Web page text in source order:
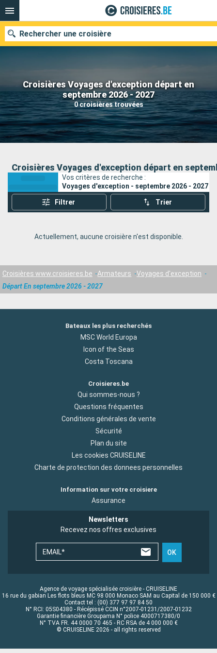
Croisières Voyages d'exception départ en
septembre 2026 - 2027
0 croisières trouvées
Rechercher une croisière
Nos destinations
Mois de départ
Ports Compagnies
Croisières Voyages d'exception départ en
Vos critères de recherche :
Voyages d'exception - septembre 2026 - 2027
Filtrer Trier
Actuellement, aucune croisière n'est disponible.
Croisières www.croisieres.be Armateurs
Voyages d'exception
Départ En septembre 2026 - 2027
Bateaux les plus recherchés
MSC World Europa
Icon of the Seas
Costa Toscana
Croisieres.be
Qui sommes-nous ?
Questions fréquentes
Conditions générales de vente
Sécurité
Plan du site
Les cookies CRUISELINE
Charte de protection des donnees personnelles
Information sur votre croisiere
Assurance
Newsletters
Recevez nos offres exclusives
EMAIL* OK
Agence de voyage spécialisée croisière - CRUISELINE
16 rue du gabian Les flots bleus MC 98 000 Monaco SAM au Capital de 150 000 €
Contact tel : (00) 377 97 97 84 50
N° RCI: 05S04380 - Récépissé CCIN n°2007-01231/2007-01232
Garantie financière Groupama N° police 4000717380/0
N° TVA FR. 44 0000 70 465 - RC RSA de 4 000 000 €
© CRUISELINE 2026 - all rights reserved